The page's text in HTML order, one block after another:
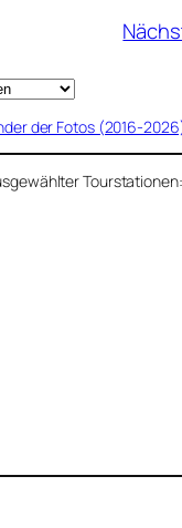
der Fotos (2016-
Tourstationen: